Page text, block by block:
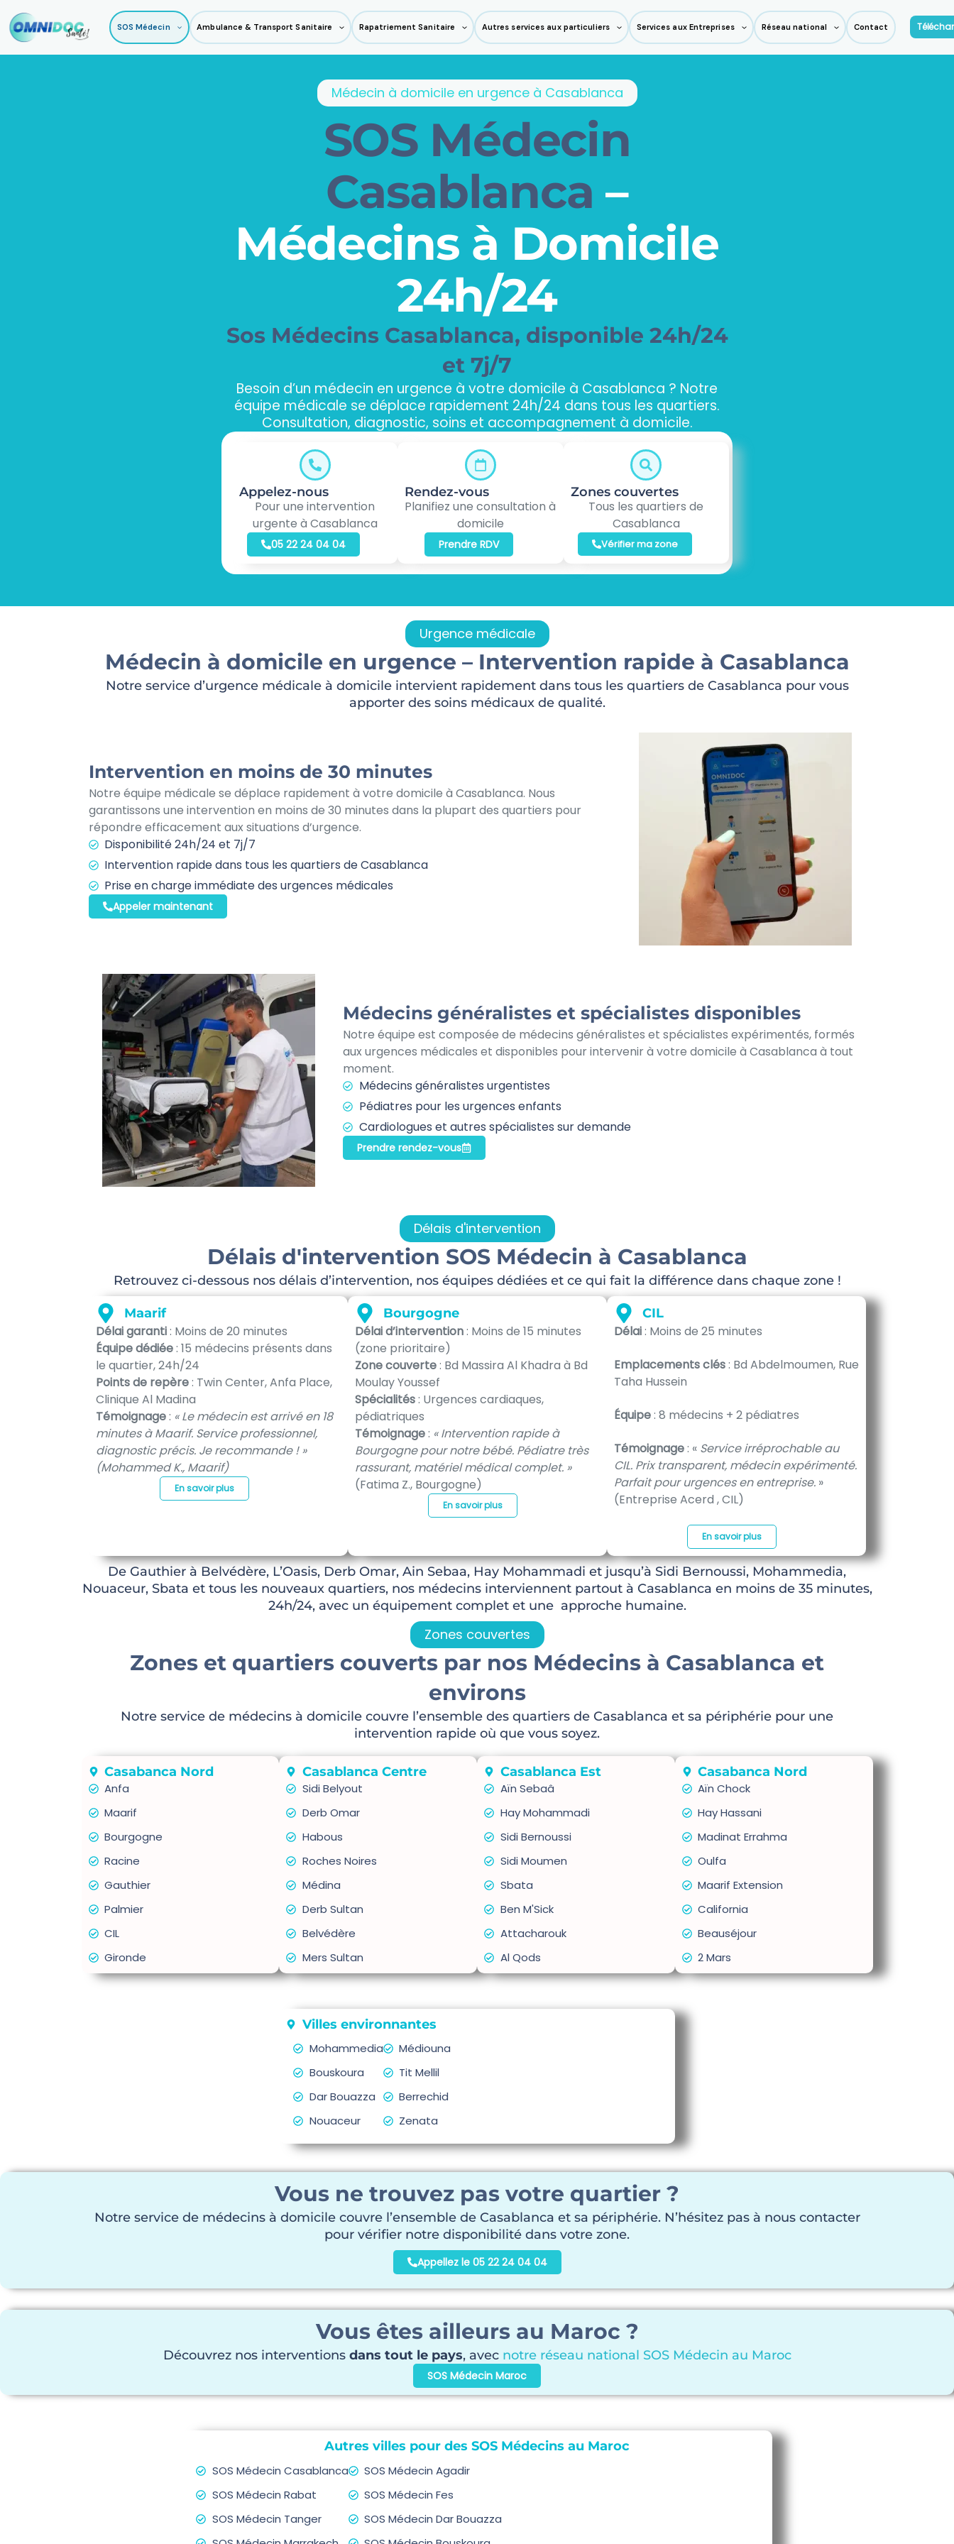
au
contenu
SOS Médecin Ambulance & Transport Sanitaire Rapatriement Sanitaire Autres services aux particuliers Services aux Entreprises Réseau national Contact
Médecin à domicile en urgence à Casablanca
SOS Médecin
Casablanca –
Médecins à Domicile
24h/24
Sos Médecins Casablanca, disponible 24h/24
et 7j/7
Besoin d’un médecin en urgence à votre domicile à Casablanca ? Notre
équipe médicale se déplace rapidement 24h/24 dans tous les quartiers.
Consultation, diagnostic, soins et accompagnement à domicile.
Appelez-nous
Pour une intervention
urgente à Casablanca
05 22 24 04 04
Rendez-vous
Planifiez une consultation à
domicile
Prendre RDV
Zones couvertes
Tous les quartiers de
Casablanca
Vérifier ma zone
Urgence médicale
Médecin à domicile en urgence – Intervention rapide à Casablanca
Notre service d’urgence médicale à domicile intervient rapidement dans tous les quartiers de Casablanca pour vous
apporter des soins médicaux de qualité.
Intervention en moins de 30 minutes
Notre équipe médicale se déplace rapidement à votre domicile à Casablanca. Nous
garantissons une intervention en moins de 30 minutes dans la plupart des quartiers pour
répondre efficacement aux situations d’urgence.
Disponibilité 24h/24 et 7j/7
Intervention rapide dans tous les quartiers de Casablanca
Prise en charge immédiate des urgences médicales
Appeler maintenant
Médecins généralistes et spécialistes disponibles
Notre équipe est composée de médecins généralistes et spécialistes expérimentés, formés
aux urgences médicales et disponibles pour intervenir à votre domicile à Casablanca à tout
moment.
Médecins généralistes urgentistes
Pédiatres pour les urgences enfants
Cardiologues et autres spécialistes sur demande
Prendre rendez-vous
Délais d'intervention
Délais d'intervention SOS Médecin à Casablanca
Retrouvez ci-dessous nos délais d’intervention, nos équipes dédiées et ce qui fait la différence dans chaque zone !
Maarif
Délai garanti: Moins de 20 minutes
Équipe dédiée: 15 médecins présents dans
le quartier, 24h/24
Points de repère: Twin Center, Anfa Place,
Clinique Al Madina
Témoignage: « Le médecin est arrivé en 18
minutes à Maarif. Service professionnel,
diagnostic précis. Je recommande ! »
(Mohammed K., Maarif)
En savoir plus
Bourgogne
Délai d’intervention: Moins de 15 minutes
(zone prioritaire)
Zone couverte: Bd Massira Al Khadra à Bd
Moulay Youssef
Spécialités: Urgences cardiaques,
pédiatriques
Témoignage: « Intervention rapide à
Bourgogne pour notre bébé. Pédiatre très
rassurant, matériel médical complet. »
(Fatima Z., Bourgogne)
En savoir plus
CIL
Délai: Moins de 25 minutes
Emplacements clés: Bd Abdelmoumen, Rue
Taha Hussein
Équipe: 8 médecins + 2 pédiatres
Témoignage: « Service irréprochable au
CIL. Prix transparent, médecin expérimenté.
Parfait pour urgences en entreprise.»
(Entreprise Acerd , CIL)
En savoir plus
De Gauthier à Belvédère, L’Oasis, Derb Omar, Ain Sebaa, Hay Mohammadi et jusqu’à Sidi Bernoussi, Mohammedia,
Nouaceur, Sbata et tous les nouveaux quartiers, nos médecins interviennent partout à Casablanca en moins de 35 minutes,
24h/24, avec un équipement complet et une approche humaine.
Zones couvertes
Zones et quartiers couverts par nos Médecins à Casablanca et
environs
Notre service de médecins à domicile couvre l’ensemble des quartiers de Casablanca et sa périphérie pour une
intervention rapide où que vous soyez.
Casabanca Nord
Anfa
Maarif
Bourgogne
Racine
Gauthier
Palmier
CIL
Gironde
Casablanca Centre
Sidi Belyout
Derb Omar
Habous
Roches Noires
Médina
Derb Sultan
Belvédère
Mers Sultan
Casablanca Est
Aïn Sebaâ
Hay Mohammadi
Sidi Bernoussi
Sidi Moumen
Sbata
Ben M'Sick
Attacharouk
Al Qods
Casabanca Nord
Aïn Chock
Hay Hassani
Madinat Errahma
Oulfa
Maarif Extension
California
Beauséjour
2 Mars
Villes environnantes
Mohammedia
Bouskoura
Dar Bouazza
Nouaceur
Médiouna
Tit Mellil
Berrechid
Zenata
Vous ne trouvez pas votre quartier ?
Notre service de médecins à domicile couvre l’ensemble de Casablanca et sa périphérie. N’hésitez pas à nous contacter
pour vérifier notre disponibilité dans votre zone.
Appellez le 05 22 24 04 04
Vous êtes ailleurs au Maroc ?
Découvrez nos interventions dans tout le pays, avecnotre réseau national SOS Médecin au Maroc
SOS Médecin Maroc
Autres villes pour des SOS Médecins au Maroc
SOS Médecin Casablanca
SOS Médecin Rabat
SOS Médecin Tanger
SOS Médecin Agadir
SOS Médecin Fes
SOS Médecin Dar Bouazza